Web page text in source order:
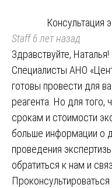
Консультация
Staff6 лет назад
Здравствуйте, Наталья!
Специалисты АНО
готовы провести для
реагента. Но для того,
срокам и стоимости
больше информации о
проведения
обратиться к нам и